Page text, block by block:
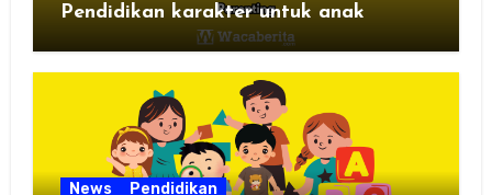
Pendidikan karakter untuk anak
News Pendidikan